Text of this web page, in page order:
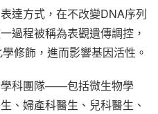
達方式，在不改變DNA序列
過程被稱為表觀遺傳調控，
修飾，進而影響基因活性。
學科團隊——包括微生物學
、婦產科醫生、兒科醫生、